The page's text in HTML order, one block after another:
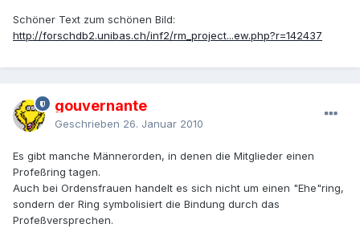
Schöner Text zum schönen Bild:
http://forschdb2.unibas.ch/inf2/rm_project...ew.php?r=142437
gouvernante
Geschrieben 26. Januar 2010
Es gibt manche Männerorden, in denen die Mitglieder einen
Profeßring tagen.
Auch bei Ordensfrauen handelt es sich nicht um einen "Ehe"ring,
sondern der Ring symbolisiert die Bindung durch das
Profeßversprechen.